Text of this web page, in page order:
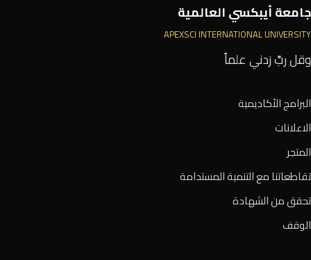
جامعة أيبكسي العالمية
APEXSCI INTERNATIONAL UNIVERSITY
وقل ربِّ زدني علماً
البرامج الأكاديمية
الاعلانات
المتجر
تقاطعاتنا مع التنمية المستدامة
تحقق من الشهادة
الوقف